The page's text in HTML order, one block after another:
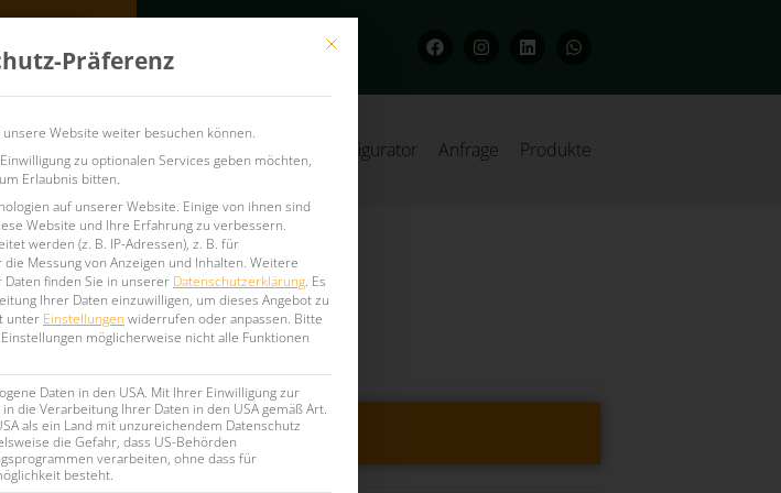
Firmenkleidung Konfigurator Anfrage Produkte
ECO
Jetzt anfragen
Mit diesem Button wird der Dialog geschlossen. Seine Funktionalität ist
Präferenz
Website weiter besuchen können.
zu optionalen Services geben möchten,
Erlaubnis bitten.
auf unserer Website. Einige von ihnen sind
Website und Ihre Erfahrung zu verbessern.
werden (z. B. IP-Adressen), z. B. für
Messung von Anzeigen und Inhalten. Weitere
finden Sie in unserer Datenschutzerklärung. Es
Ihrer Daten einzuwilligen, um dieses Angebot zu
unter Einstellungen widerrufen oder anpassen. Bitte
möglicherweise nicht alle Funktionen
Daten in den USA. Mit Ihrer Einwilligung zur
die Verarbeitung Ihrer Daten in den USA gemäß Art.
als ein Land mit unzureichendem Datenschutz
die Gefahr, dass US-Behörden
verarbeiten, ohne dass für
besteht.